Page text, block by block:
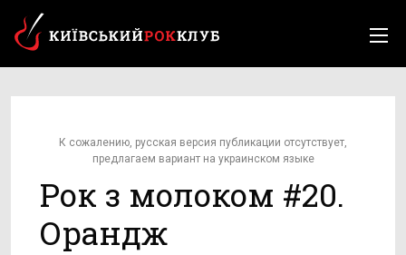
К сожалению, русская версия публикации отсутствует,
предлагаем вариант на украинском языке
Рок з молоком #20.
Орандж